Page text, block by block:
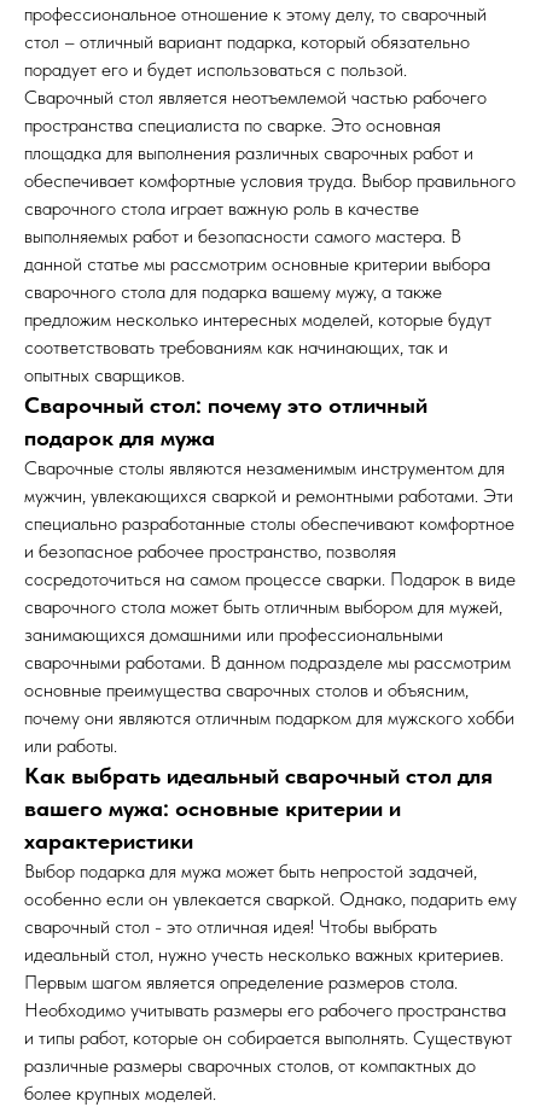
профессиональное отношение к этому делу, то сварочный
стол – отличный вариант подарка, который обязательно
порадует его и будет использоваться с пользой.
Сварочный стол является неотъемлемой частью рабочего
пространства специалиста по сварке. Это основная
площадка для выполнения различных сварочных работ и
обеспечивает комфортные условия труда. Выбор правильного
сварочного стола играет важную роль в качестве
выполняемых работ и безопасности самого мастера. В
данной статье мы рассмотрим основные критерии выбора
сварочного стола для подарка вашему мужу, а также
предложим несколько интересных моделей, которые будут
соответствовать требованиям как начинающих, так и
опытных сварщиков.
Сварочный стол: почему это отличный
подарок для мужа
Сварочные столы являются незаменимым инструментом для
мужчин, увлекающихся сваркой и ремонтными работами. Эти
специально разработанные столы обеспечивают комфортное
и безопасное рабочее пространство, позволяя
сосредоточиться на самом процессе сварки. Подарок в виде
сварочного стола может быть отличным выбором для мужей,
занимающихся домашними или профессиональными
сварочными работами. В данном подразделе мы рассмотрим
основные преимущества сварочных столов и объясним,
почему они являются отличным подарком для мужского хобби
или работы.
Как выбрать идеальный сварочный стол для
вашего мужа: основные критерии и
характеристики
Выбор подарка для мужа может быть непростой задачей,
особенно если он увлекается сваркой. Однако, подарить ему
сварочный стол - это отличная идея! Чтобы выбрать
идеальный стол, нужно учесть несколько важных критериев.
Первым шагом является определение размеров стола.
Необходимо учитывать размеры его рабочего пространства
и типы работ, которые он собирается выполнять. Существуют
различные размеры сварочных столов, от компактных до
более крупных моделей.